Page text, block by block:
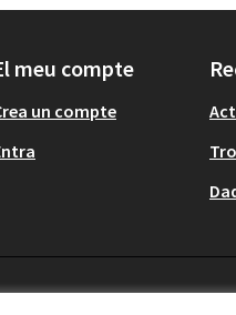
meu compte
un compte